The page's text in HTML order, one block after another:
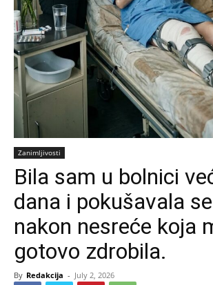
Zanimljivosti
Bila sam u bolnici
dana i pokušavala
nakon nesreće koja
gotovo zdrobila.
By Redakcija - July 2, 2026